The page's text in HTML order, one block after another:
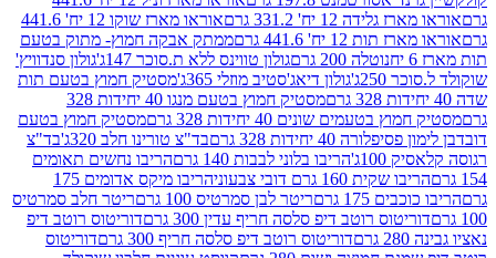
12 יח' 331.2 גרם
אוראו מארז שוקו 12 יח' 441.6
12 יח' 441.6 גרם
ממתק אבקה חמוץ- מתוק בטעם
נוטלה 200 גרם
גולון טווינס ללא ת.סוכר 147ג'
גולון סנדוויץ'
250ג'
גולון דיאג'סטיב מוזלי 365ג'
מסטיק חמוץ בטעם תות
מסטיק חמוץ בטעם מנגו 40 יחידות 328
בטעמים שונים 40 יחידות 328 גרם
מסטיק חמוץ בטעם
40 יחידות 328 גרם
בד"צ טורינו חלב 320ג'
בד"צ
הריבו בלוני לבבות 140 גרם
הריבו נחשים תאומים
160 גרם דובי צבעוני
הריבו מיקס אדומים 175
175 גרם
ריטר לבן סמרטיס 100 גרם
ריטר חלב סמרטיס
רוטב דיפ סלסה חריף עדין 300 גרם
דוריטוס רוטב דיפ
דוריטוס רוטב דיפ סלסה חריף 300 גרם
דוריטוס